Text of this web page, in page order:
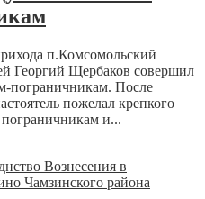
п.Комсомольский
Георгий Щербаков совершил
пограничникам. После
пожелал крепкого
и...